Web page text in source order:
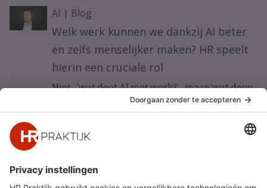
waarop organisaties ermee beginnen.
AI | Blog
Welk werk kunnen we dankzij AI beter
en zelfs menselijker maken? HR speelt
hierin een cruciale rol
Niet ’wat doet AI met werk?’ maar ’wat doen
wij met AI om werk beter te maken?’ Vijf HR-
principes voor werkgeluk in een AI-gedreven
organisatie.